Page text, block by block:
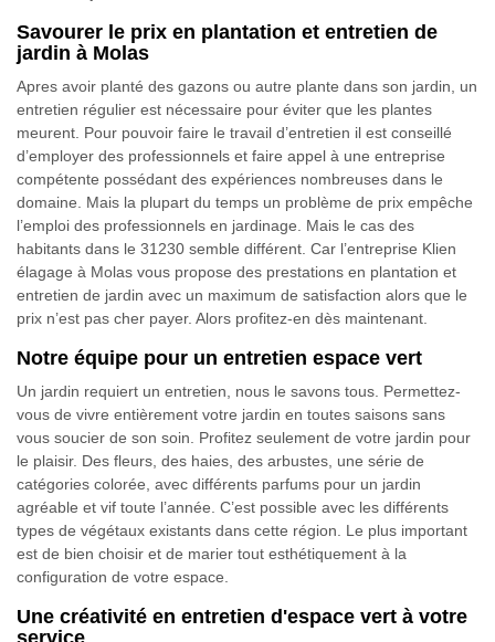
Savourer le prix en plantation et entretien de
jardin à Molas
Apres avoir planté des gazons ou autre plante dans son jardin, un
entretien régulier est nécessaire pour éviter que les plantes
meurent. Pour pouvoir faire le travail d’entretien il est conseillé
d’employer des professionnels et faire appel à une entreprise
compétente possédant des expériences nombreuses dans le
domaine. Mais la plupart du temps un problème de prix empêche
l’emploi des professionnels en jardinage. Mais le cas des
habitants dans le 31230 semble différent. Car l’entreprise Klien
élagage à Molas vous propose des prestations en plantation et
entretien de jardin avec un maximum de satisfaction alors que le
prix n’est pas cher payer. Alors profitez-en dès maintenant.
Notre équipe pour un entretien espace vert
Un jardin requiert un entretien, nous le savons tous. Permettez-
vous de vivre entièrement votre jardin en toutes saisons sans
vous soucier de son soin. Profitez seulement de votre jardin pour
le plaisir. Des fleurs, des haies, des arbustes, une série de
catégories colorée, avec différents parfums pour un jardin
agréable et vif toute l’année. C’est possible avec les différents
types de végétaux existants dans cette région. Le plus important
est de bien choisir et de marier tout esthétiquement à la
configuration de votre espace.
Une créativité en entretien d'espace vert à votre
service